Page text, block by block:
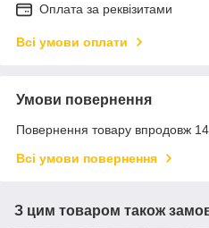
Оплата за реквізитами
Всі умови оплати
Умови повернення
Повернення товару впродовж
Всі умови повернення
З цим товаром також